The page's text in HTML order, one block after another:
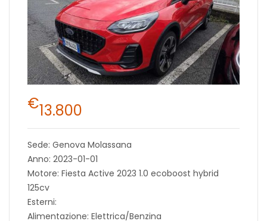
€13.800
Sede: Genova Molassana
Anno: 2023-01-01
Motore: Fiesta Active 2023 1.0 ecoboost hybrid
125cv
Esterni:
Alimentazione: Elettrica/Benzina